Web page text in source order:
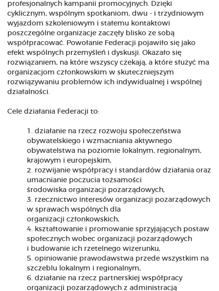
profesjonalnych kampanii promocyjnych. Dzięki
cyklicznym, wspólnym spotkaniom, dwu - i trzydniowym
wyjazdom szkoleniowym i stałemu kontaktowi
poszczególne organizacje zaczęły blisko ze sobą
współpracować. Powołanie Federacji pojawiło się jako
efekt wspólnych przemyśleń i dyskusji. Okazało się
rozwiązaniem, na które wszyscy czekają, a które służyć ma
organizacjom członkowskim w skuteczniejszym
rozwiązywaniu problemów ich indywidualnej i wspólnej
działalności.
Cele działania Federacji to:
działanie na rzecz rozwoju społeczeństwa
obywatelskiego i wzmacniania aktywnego
obywatelstwa na poziomie lokalnym, regionalnym,
krajowym i europejskim,
rozwijanie współpracy i standardów działania oraz
umacnianie poczucia tożsamości
środowiska organizacji pozarządowych,
rzecznictwo interesów organizacji pozarządowych
w sprawach wspólnych dla
organizacji członkowskich,
kształtowanie i promowanie sprzyjających postaw
społecznych wobec organizacji pozarządowych
i budowanie ich rzetelnego wizerunku,
opiniowanie prawodawstwa przede wszystkim na
szczeblu lokalnym i regionalnym,
działanie na rzecz partnerskiej współpracy
organizacji pozarządowych z administracją